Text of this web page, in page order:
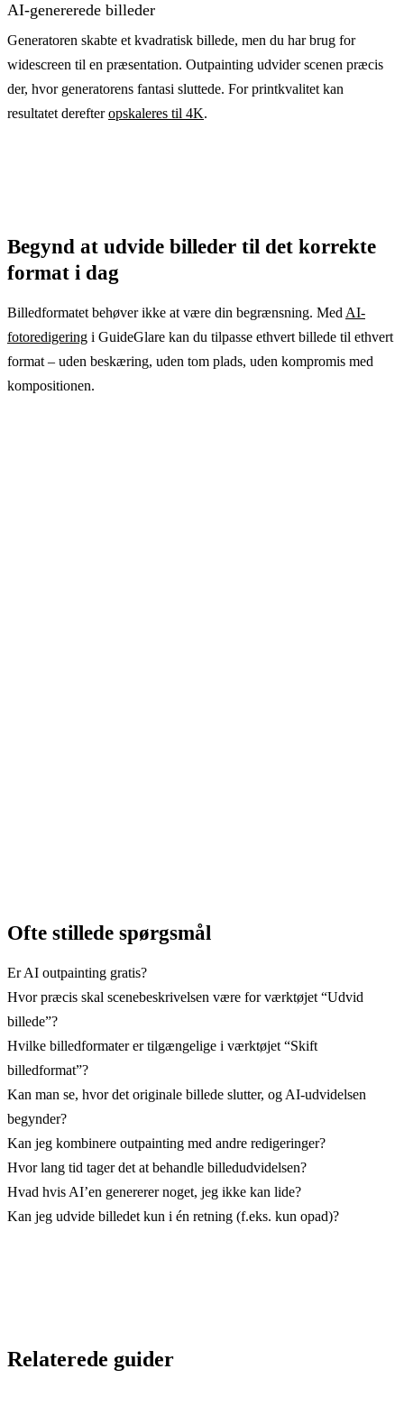
AI-genererede billeder
Generatoren skabte et kvadratisk billede, men du har brug for
widescreen til en præsentation. Outpainting udvider scenen præcis
der, hvor generatorens fantasi sluttede. For printkvalitet kan
resultatet derefteropskaleres til 4K.
Begynd at udvide billeder til det korrekte
format i dag
Billedformatet behøver ikke at være din begrænsning. MedAI-
fotoredigering i GuideGlare kan du tilpasse ethvert billede til ethvert
format – uden beskæring, uden tom plads, uden kompromis med
kompositionen.
Ofte stillede spørgsmål
Er AI outpainting gratis?
Hvor præcis skal scenebeskrivelsen være for værktøjet “Udvid
billede”?
Hvilke billedformater er tilgængelige i værktøjet “Skift
billedformat”?
Kan man se, hvor det originale billede slutter, og AI-udvidelsen
begynder?
Kan jeg kombinere outpainting med andre redigeringer?
Hvor lang tid tager det at behandle billedudvidelsen?
Hvad hvis AI’en genererer noget, jeg ikke kan lide?
Kan jeg udvide billedet kun i én retning (f.eks. kun opad)?
Relaterede guider